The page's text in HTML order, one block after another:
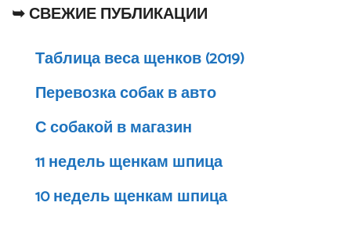
➥ СВЕЖИЕ ПУБЛИКАЦИИ
Таблица веса щенков (2019)
Перевозка собак в авто
С собакой в магазин
11 недель щенкам шпица
10 недель щенкам шпица